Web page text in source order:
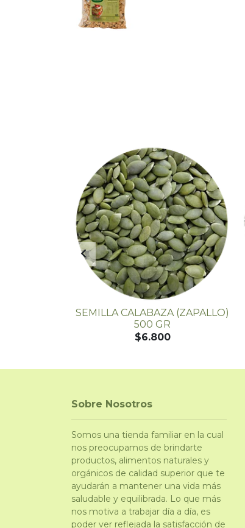
SEMILLA CALABAZA (ZAPALLO)
500 GR
$6.800
Sobre Nosotros
Somos una tienda familiar en la cual
nos preocupamos de brindarte
productos, alimentos naturales y
orgánicos de calidad superior que te
ayudarán a mantener una vida más
saludable y equilibrada. Lo que más
nos motiva a trabajar día a día, es
poder ver reflejada la satisfacción de